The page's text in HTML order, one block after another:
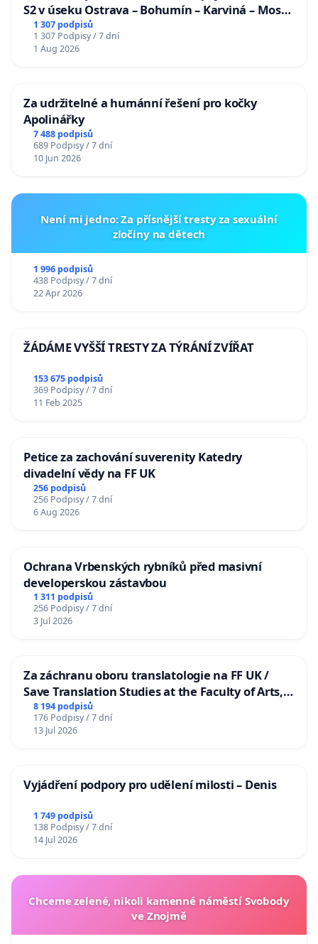
S2 v úseku Ostrava – Bohumín – Karviná – Mosty
u Jablunkova
1 307 podpisů
1 307 Podpisy / 7 dní
1 Aug 2026
Za udržitelné a humánní řešení pro kočky
Apolinářky
7 488 podpisů
689 Podpisy / 7 dní
10 Jun 2026
Není mi jedno: Za přísnější tresty za sexuální
zločiny na dětech
1 996 podpisů
438 Podpisy / 7 dní
22 Apr 2026
ŽÁDÁME VYŠŠÍ TRESTY ZA TÝRÁNÍ ZVÍŘAT
153 675 podpisů
369 Podpisy / 7 dní
11 Feb 2025
Petice za zachování suverenity Katedry
divadelní vědy na FF UK
256 podpisů
256 Podpisy / 7 dní
6 Aug 2026
Ochrana Vrbenských rybníků před masivní
developerskou zástavbou
1 311 podpisů
256 Podpisy / 7 dní
3 Jul 2026
Za záchranu oboru translatologie na FF UK /
Save Translation Studies at the Faculty of Arts,
Charles University
8 194 podpisů
176 Podpisy / 7 dní
13 Jul 2026
Vyjádření podpory pro udělení milosti – Denis
1 749 podpisů
138 Podpisy / 7 dní
14 Jul 2026
Chceme zelené, nikoli kamenné náměstí Svobody
ve Znojmě